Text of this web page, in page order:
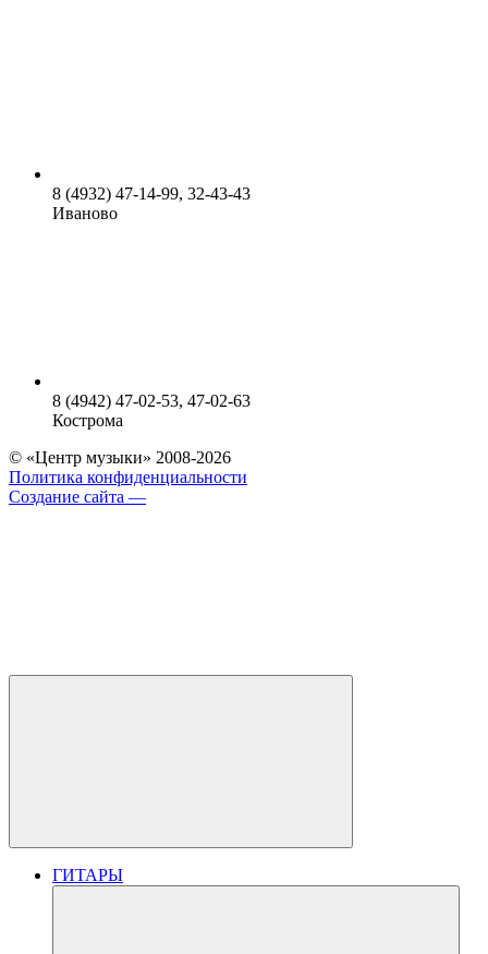
8 (4932) 47-14-99, 32-43-43
Иваново
8 (4942) 47-02-53, 47-02-63
Кострома
© «Центр музыки» 2008-2026
Политика конфиденциальности
Создание сайта —
ГИТАРЫ